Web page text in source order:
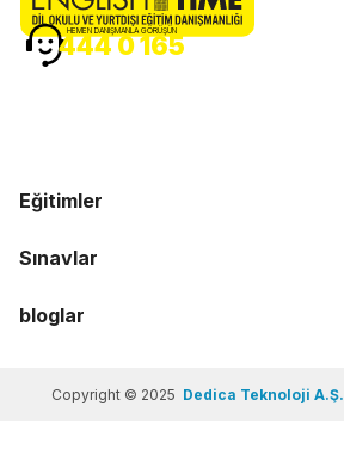
Eğitimler
Sınavlar
bloglar
HEMEN DANIŞMANLA GÖRÜŞÜN
444 0 165
Copyright © 2025 Dedica Teknoloji A.Ş.